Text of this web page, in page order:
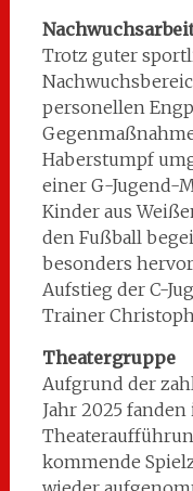
Trotz guter
personellen
Haberstumpf
einer G-Jugend-
Kinder aus
den Fußball
besonders
Aufstieg der C-
Trainer
Theatergruppe
Aufgrund der
Jahr 2025
kommende